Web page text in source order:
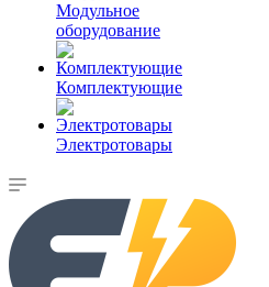
Модульное
оборудование
Комплектующие
Электротовары